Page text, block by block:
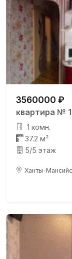
3560000 ₽
квартира №
1 комн.
37.2 м²
5/5 этаж
Ханты-